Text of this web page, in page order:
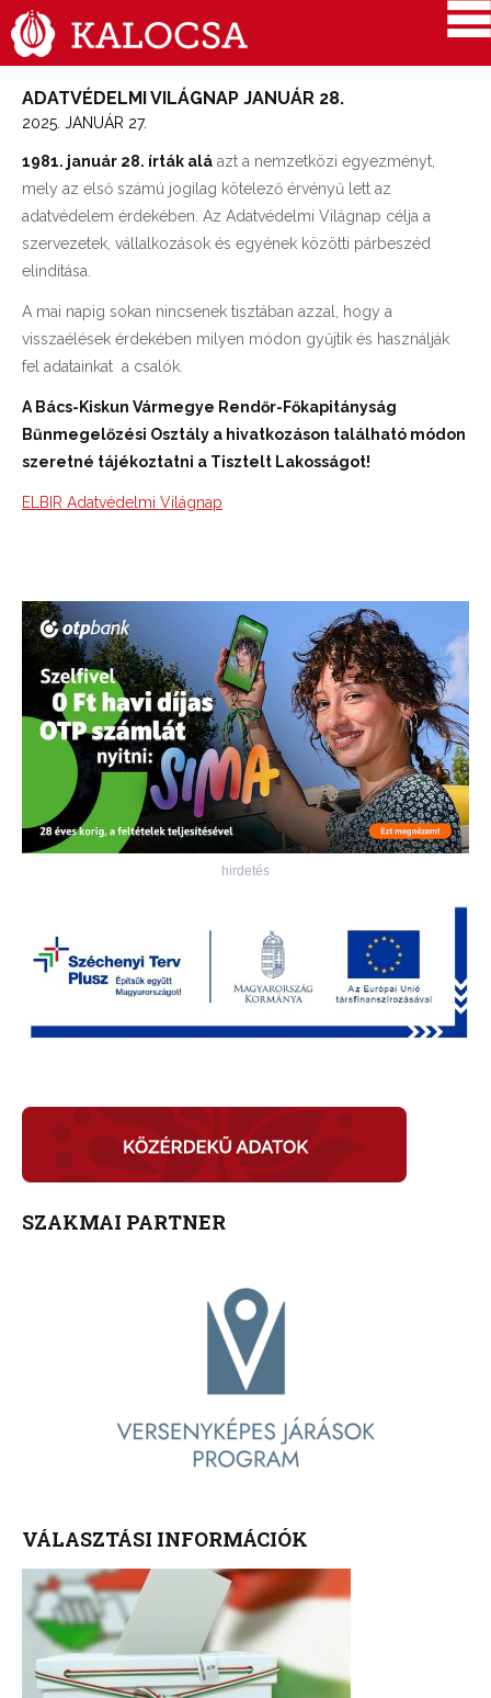
ADATVÉDELMI VILÁGNAP JANUÁR 28.
2025. JANUÁR 27.
1981. január 28. írták alá azt a nemzetközi egyezményt,
mely az első számú jogilag kötelező érvényű lett az
adatvédelem érdekében. Az Adatvédelmi Világnap célja a
szervezetek, vállalkozások és egyének közötti párbeszéd
elindítása.
A mai napig sokan nincsenek tisztában azzal, hogy a
visszaélések érdekében milyen módon gyűjtik és használják
fel adatainkat a csalók.
A Bács-Kiskun Vármegye Rendőr-Főkapitányság
Bűnmegelőzési Osztály a hivatkozáson található módon
szeretné tájékoztatni a Tisztelt Lakosságot!
ELBIR Adatvédelmi Világnap
hirdetés
SZAKMAI PARTNER
VÁLASZTÁSI INFORMÁCIÓK